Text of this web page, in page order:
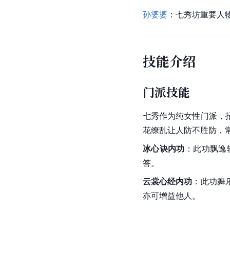
孙婆婆 ：七秀坊重要
技能介绍
门派技能
七秀作为纯女性门派，
花缭乱让人防不胜防，
冰心诀内功 ：此功飘
答。
云裳心经内功 ：此功
亦可增益他人。